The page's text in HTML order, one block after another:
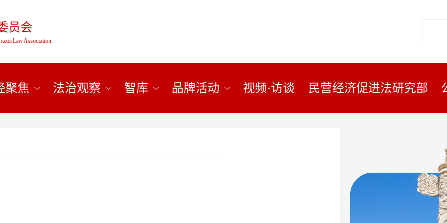
员会
Law Association
聚焦 法治观察 智库 品牌活动 视频·访谈 民营经济促进法研究部